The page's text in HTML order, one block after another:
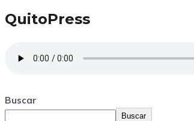
QuitoPress
Buscar
Buscar